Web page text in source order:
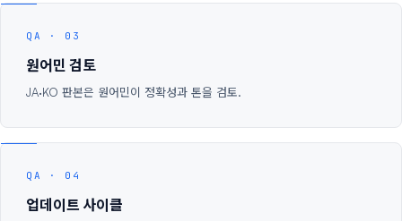
QA · 03
원어민 검토
JA·KO 판본은 원어민이 정확성과 톤을 검토.
QA · 04
업데이트 사이클